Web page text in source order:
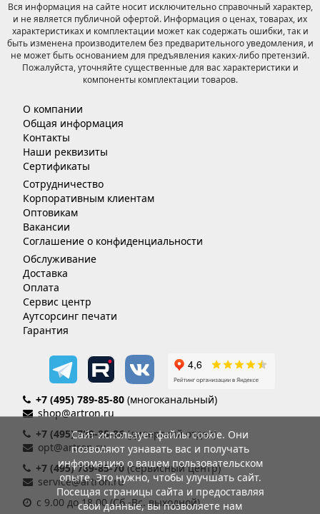
Вся информация на сайте носит исключительно справочный характер,
и не является публичной офертой. Информация о ценах, товарах, их
характеристиках и комплектации может как содержать ошибки, так и
быть изменена производителем без предварительного уведомления, и
не может быть основанием для предъявления каких-либо претензий.
Пожалуйста, уточняйте существенные для вас характеристики и
компоненты комплектации товаров.
О компании
Общая информация
Контакты
Наши реквизиты
Сертификаты
Сотрудничество
Корпоративным клиентам
Оптовикам
Вакансии
Соглашение о конфиденциальности
Обслуживание
Доставка
Оплата
Сервис центр
Аутсорсинг печати
Гарантия
+7 (495) 789-85-80 (многоканальный)
shop@artron.ru
+7 (495) 789-85-86(дилерский отдел)
opt@artron.ru
+7 (495) 789-85-70 (сервисный центр)
service@artron.ru
с 9.00 до 18.00 (Сб.-Вс. выходной)
Сайт использует файлы cookie. Они
позволяют узнавать вас и получать
информацию о вашем пользовательском
опыте. Это нужно, чтобы улучшать сайт.
Посещая страницы сайта и предоставляя
свои данные, вы позволяете нам